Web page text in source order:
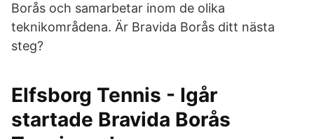
Borås och samarbetar inom de olika
teknikområdena. Är Bravida Borås ditt nästa
steg?
Elfsborg Tennis - Igår
startade Bravida Borås